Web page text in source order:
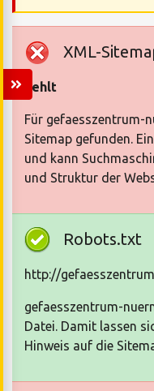
XML-
Fehlt
Für gefaesszentrum-
Sitemap gefunden.
und kann
und Struktur der
Robots.txt
http://
gefaesszentrum-
Datei. Damit lassen
Hinweis auf die